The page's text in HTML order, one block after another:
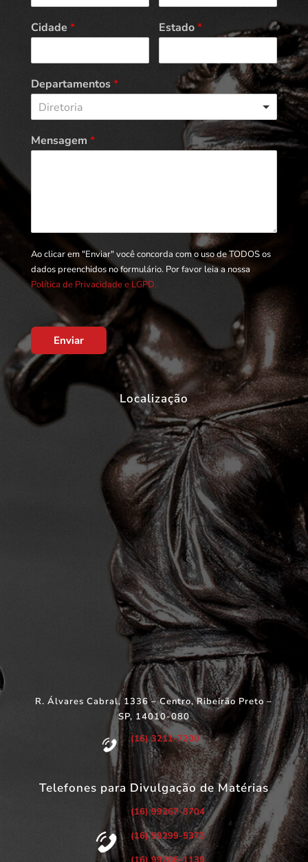
Cidade * Estado*
Departamentos*
Diretoria
Mensagem *
Ao clicar em "Enviar" você concorda com o uso de TODOS os
dados preenchidos no formulário. Por favor leia a nossa
Política de Privacidade e LGPD.
Enviar
Localização
R. Álvares Cabral, 1336 – Centro, Ribeirão Preto –
SP, 14010-080
(16) 3211-7200
Telefones para Divulgação de Matérias
(16) 99267-3704
(16) 99299-5373